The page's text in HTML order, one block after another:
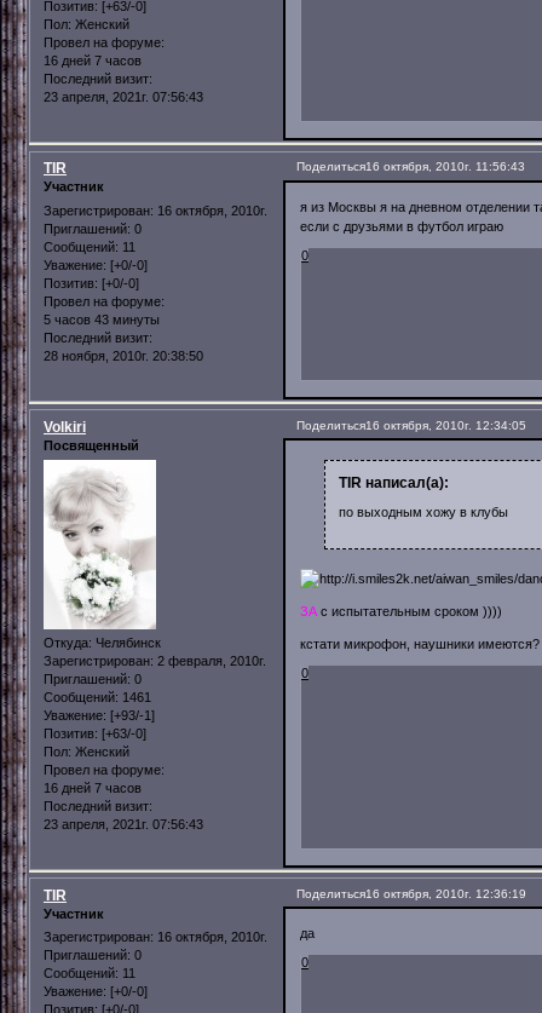
Позитив: [+63/-0]
Пол: Женский
Провел на форуме:
16 дней 7 часов
Последний визит:
23 апреля, 2021г. 07:56:43
Поделиться16 октября, 2010г. 11:56:43
TIR
Участник
Зарегистрирован: 16 октября, 2010г.
Приглашений: 0
Сообщений: 11
Уважение: [+0/-0]
Позитив: [+0/-0]
Провел на форуме:
5 часов 43 минуты
Последний визит:
28 ноября, 2010г. 20:38:50
я из Москвы я на дневном отделении
если с друзьями в футбол играю
0
Поделиться16 октября, 2010г. 12:34:05
Volkiri
Посвященный
Откуда: Челябинск
Зарегистрирован: 2 февраля, 2010г.
Приглашений: 0
Сообщений: 1461
Уважение: [+93/-1]
Позитив: [+63/-0]
Пол: Женский
Провел на форуме:
16 дней 7 часов
Последний визит:
23 апреля, 2021г. 07:56:43
TIR написал(а):
по выходным хожу в клубы
ЗА с испытательным сроком ))))
кстати микрофон, наушники имеются?
0
Поделиться16 октября, 2010г. 12:36:19
TIR
Участник
Зарегистрирован: 16 октября, 2010г.
Приглашений: 0
Сообщений: 11
Уважение: [+0/-0]
Позитив: [+0/-0]
да
0